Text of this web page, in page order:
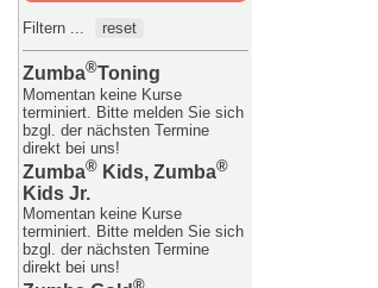
Filtern ...
Zumba®Toning
Momentan keine Kurse
terminiert. Bitte melden Sie sich
bzgl. der nächsten Termine
direkt bei uns!
Zumba® Kids, Zumba®
Kids Jr.
Momentan keine Kurse
terminiert. Bitte melden Sie sich
bzgl. der nächsten Termine
direkt bei uns!